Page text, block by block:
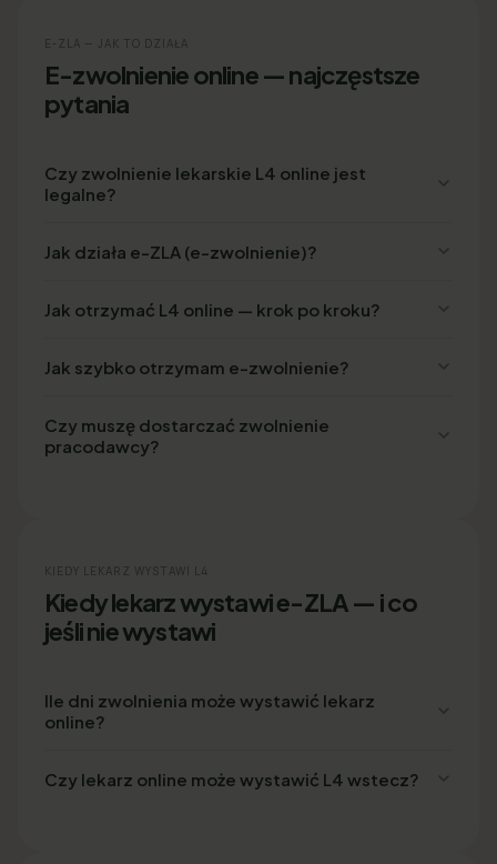
E-ZLA — JAK TO DZIAŁA
E-zwolnienie online — najczęstsze
pytania
Czy zwolnienie lekarskie L4 online jest
legalne?
Jak działa e-ZLA (e-zwolnienie)?
Jak otrzymać L4 online — krok po kroku?
Jak szybko otrzymam e-zwolnienie?
Czy muszę dostarczać zwolnienie
pracodawcy?
KIEDY LEKARZ WYSTAWI L4
Kiedy lekarz wystawi e-ZLA — i co
jeśli nie wystawi
Ile dni zwolnienia może wystawić lekarz
online?
Czy lekarz online może wystawić L4 wstecz?